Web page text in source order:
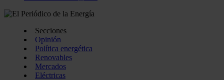
Secciones
Opinión
Política energética
Renovables
Mercados
Eléctricas